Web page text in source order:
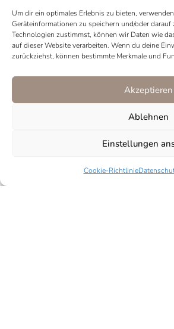
Um dir ein optimales Erlebnis zu bieten,
Geräteinformationen zu speichern und/oder
Technologien zustimmst, können wir Daten wie
auf dieser Website verarbeiten. Wenn du deine
zurückziehst, können bestimmte Merkmale und
Akzeptieren
Ablehnen
Einstellungen
Cookie-Richtlinie
SKU2007 Kategorie Halsketten
Tags Gold,Halskette,Kette,Lia, Silber,
Marke:Juliful